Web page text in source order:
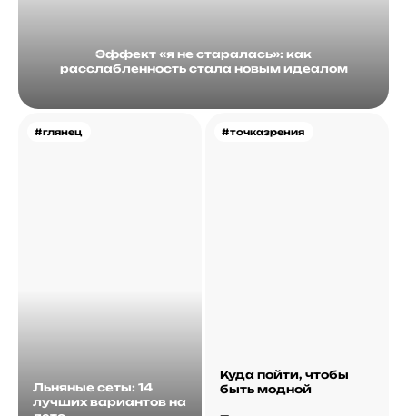
Эффект «я не старалась»: как
расслабленность стала новым идеалом
#глянец
Льняные сеты: 14
лучших вариантов на
#точказрения
Куда пойти, чтобы
быть модной